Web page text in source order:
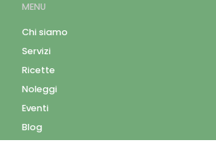
MENU
Chi siamo
Servizi
Ricette
Noleggi
Eventi
Blog